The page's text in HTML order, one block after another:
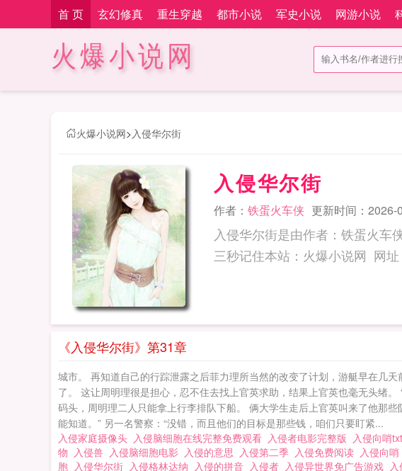
首 页 玄幻修真 重生穿越 都市小说 军史小说 网游小说
火爆小说网
火爆小说网>入侵华尔街
入侵华尔街
作者： 铁蛋火车侠 更新时间：2026-
入侵华尔街是由作者：铁蛋火车
《入侵华尔街》第31章
城市。 再知道自己的行踪泄露之后菲力理所当然的改变了计划，游艇早在几
了。 这让周明理很是担心，忍不住去找上官英求助，结果上官英也毫无头绪
码头，周明理二人只能拿上行李排队下船。 俩大学生走后上官英叫来了他那
能知道。” 另一名警察：“没错，而且他们的目标是那些钱，咱们只要盯紧...
入侵家庭摄像头 入侵脑细胞在线完整免费观看 入侵者电影完整版 入侵向哨
物 入侵兽 入侵脑细胞电影 入侵的意思 入侵第二季 入侵免费阅读 入侵向哨
胞 入侵华尔街 入侵格林达纳 入侵的拼音 入侵者 入侵异世界免广告游戏